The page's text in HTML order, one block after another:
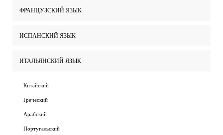
ФРАНЦУЗСКИЙ ЯЗЫК
ИСПАНСКИЙ ЯЗЫК
ИТАЛЬЯНСКИЙ ЯЗЫК
Китайский
Греческий
Арабский
Португальский